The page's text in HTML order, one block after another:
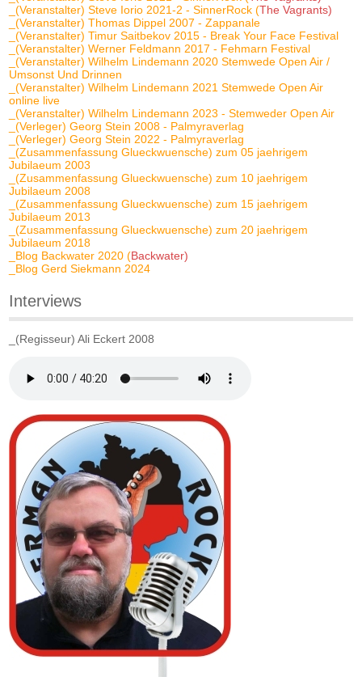
_(Veranstalter) Steve Iorio 2021-2 - SinnerRock (The Vagrants)
_(Veranstalter) Thomas Dippel 2007 - Zappanale
_(Veranstalter) Timur Saitbekov 2015 - Break Your Face Festival
_(Veranstalter) Werner Feldmann 2017 - Fehmarn Festival
_(Veranstalter) Wilhelm Lindemann 2020 Stemwede Open Air /
Umsonst Und Drinnen
_(Veranstalter) Wilhelm Lindemann 2021 Stemwede Open Air
online live
_(Veranstalter) Wilhelm Lindemann 2023 - Stemweder Open Air
_(Verleger) Georg Stein 2008 - Palmyraverlag
_(Verleger) Georg Stein 2022 - Palmyraverlag
_(Zusammenfassung Glueckwuensche) zum 05 jaehrigem
Jubilaeum 2003
_(Zusammenfassung Glueckwuensche) zum 10 jaehrigem
Jubilaeum 2008
_(Zusammenfassung Glueckwuensche) zum 15 jaehrigem
Jubilaeum 2013
_(Zusammenfassung Glueckwuensche) zum 20 jaehrigem
Jubilaeum 2018
_Blog Backwater 2020 (Backwater)
_Blog Gerd Siekmann 2024
Interviews
_(Regisseur) Ali Eckert 2008